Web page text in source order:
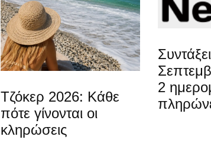
Τζόκερ 2026: Κάθε
πότε γίνονται οι
κληρώσεις
2